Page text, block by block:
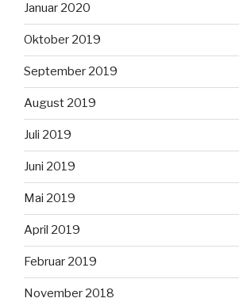
Januar 2020
Oktober 2019
September 2019
August 2019
Juli 2019
Juni 2019
Mai 2019
April 2019
Februar 2019
November 2018